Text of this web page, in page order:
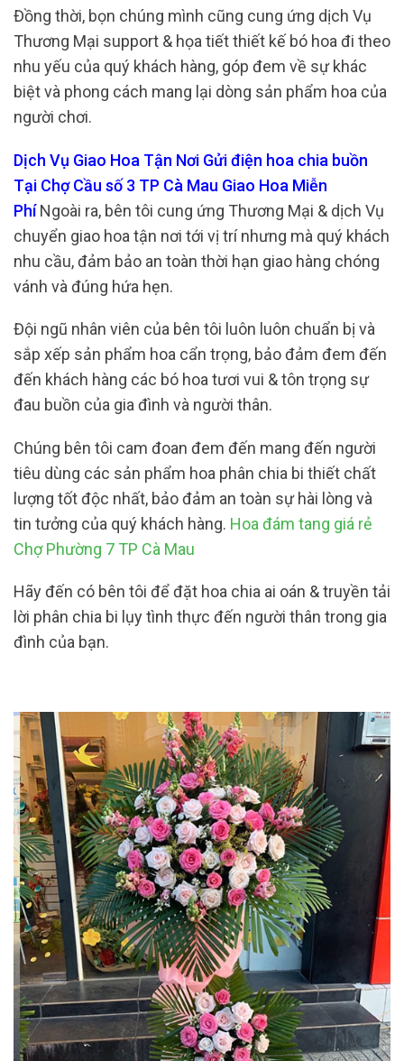
Đồng thời, bọn chúng mình cũng cung ứng dịch Vụ
Thương Mại support & họa tiết thiết kế bó hoa đi theo
nhu yếu của quý khách hàng, góp đem về sự khác
biệt và phong cách mang lại dòng sản phẩm hoa của
người chơi.
Dịch Vụ Giao Hoa Tận Nơi Gửi điện hoa chia buồn
Tại Chợ Cầu số 3 TP Cà Mau Giao Hoa Miễn
PhíNgoài ra, bên tôi cung ứng Thương Mại & dịch Vụ
chuyển giao hoa tận nơi tới vị trí nhưng mà quý khách
nhu cầu, đảm bảo an toàn thời hạn giao hàng chóng
vánh và đúng hứa hẹn.
Đội ngũ nhân viên của bên tôi luôn luôn chuẩn bị và
sắp xếp sản phẩm hoa cẩn trọng, bảo đảm đem đến
đến khách hàng các bó hoa tươi vui & tôn trọng sự
đau buồn của gia đình và người thân.
Chúng bên tôi cam đoan đem đến mang đến người
tiêu dùng các sản phẩm hoa phân chia bi thiết chất
lượng tốt độc nhất, bảo đảm an toàn sự hài lòng và
tin tưởng của quý khách hàng. Hoa đám tang giá rẻ
Chợ Phường 7 TP Cà Mau
Hãy đến có bên tôi để đặt hoa chia ai oán & truyền tải
lời phân chia bi lụy tình thực đến người thân trong gia
đình của bạn.